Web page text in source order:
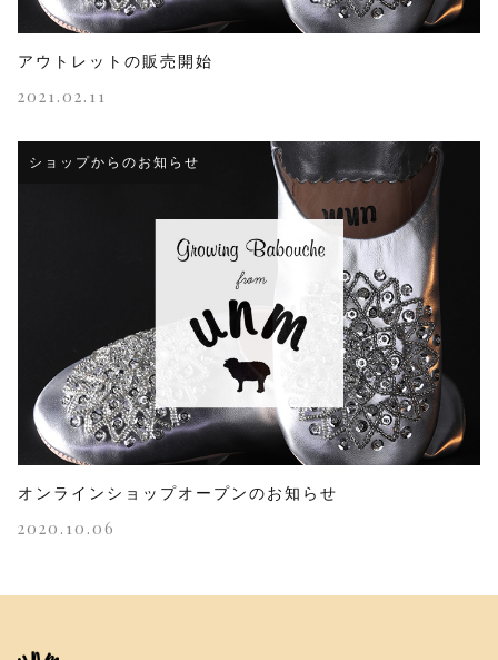
アウトレットの販売開始
2021.02.11
ショップからのお知らせ
オンラインショップオープンのお知らせ
2020.10.06